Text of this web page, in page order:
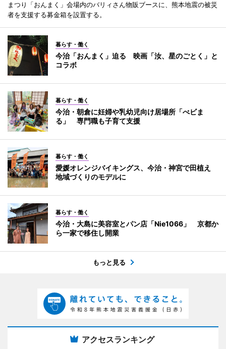
まつり「おんまく」会場内のバリィさん物販ブースに、熊本地震の被災
者を支援する募金箱を設置する。
暮らす・働く
今治「おんまく」迫る 映画「汝、星のごとく」と
コラボ
暮らす・働く
今治・朝倉に妊婦や乳幼児向け居場所「べビま
る」 専門職も子育て支援
暮らす・働く
愛媛オレンジバイキングス、今治・神宮で田植え
地域づくりのモデルに
暮らす・働く
今治・大島に美容室とパン店「Nie1066」 京都か
ら一家で移住し開業
もっと見る
アクセスランキング